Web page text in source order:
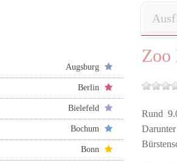
Augsburg
Berlin
Bielefeld
Bochum
Bonn
Zoo
Rund